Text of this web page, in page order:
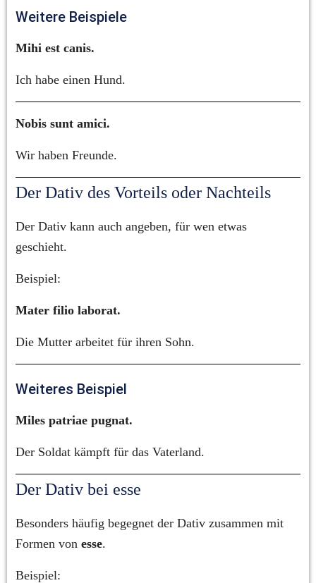
Weitere Beispiele
Mihi est canis.
Ich habe einen Hund.
Nobis sunt amici.
Wir haben Freunde.
Der Dativ des Vorteils oder Nachteils
Der Dativ kann auch angeben, für wen etwas
geschieht.
Beispiel:
Mater filio laborat.
Die Mutter arbeitet für ihren Sohn.
Weiteres Beispiel
Miles patriae pugnat.
Der Soldat kämpft für das Vaterland.
Der Dativ bei esse
Besonders häufig begegnet der Dativ zusammen mit
Formen von esse.
Beispiel: